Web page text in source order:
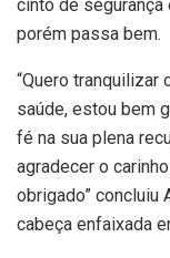
cinto de
porém passa bem.
“Quero tranquilizar
saúde, estou bem
fé na sua plena
agradecer o
obrigado” concluiu
cabeça enfaixada